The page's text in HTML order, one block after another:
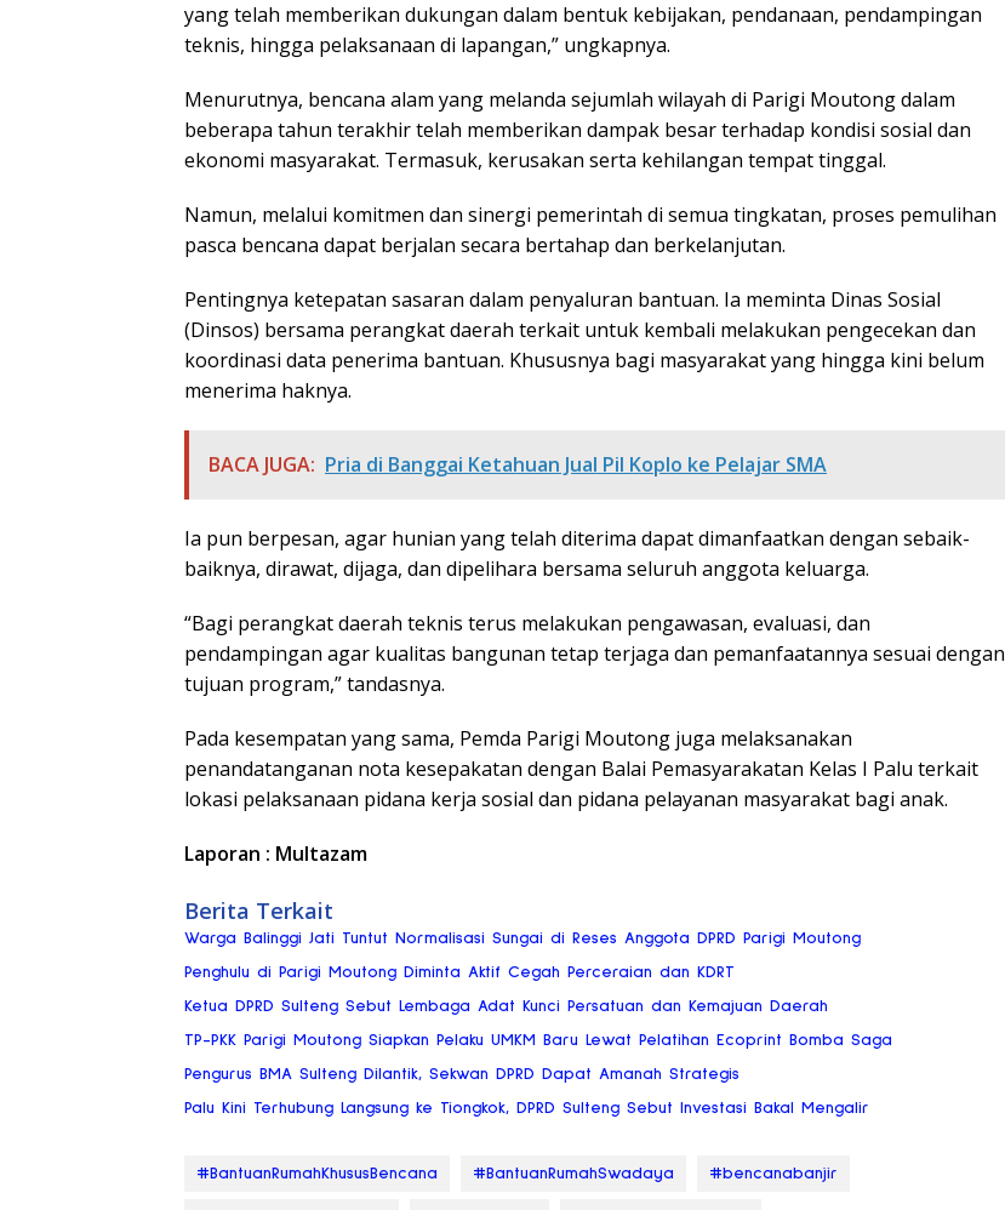
yang telah memberikan dukungan dalam bentuk kebijakan, pendanaan, pendampingan
teknis, hingga pelaksanaan di lapangan,” ungkapnya.
Menurutnya, bencana alam yang melanda sejumlah wilayah di Parigi Moutong dalam
beberapa tahun terakhir telah memberikan dampak besar terhadap kondisi sosial dan
ekonomi masyarakat. Termasuk, kerusakan serta kehilangan tempat tinggal.
Namun, melalui komitmen dan sinergi pemerintah di semua tingkatan, proses pemulihan
pasca bencana dapat berjalan secara bertahap dan berkelanjutan.
Pentingnya ketepatan sasaran dalam penyaluran bantuan. Ia meminta Dinas Sosial
(Dinsos) bersama perangkat daerah terkait untuk kembali melakukan pengecekan dan
koordinasi data penerima bantuan. Khususnya bagi masyarakat yang hingga kini belum
menerima haknya.
BACA JUGA: Pria di Banggai Ketahuan Jual Pil Koplo ke Pelajar SMA
Ia pun berpesan, agar hunian yang telah diterima dapat dimanfaatkan dengan sebaik-
baiknya, dirawat, dijaga, dan dipelihara bersama seluruh anggota keluarga.
“Bagi perangkat daerah teknis terus melakukan pengawasan, evaluasi, dan
pendampingan agar kualitas bangunan tetap terjaga dan pemanfaatannya sesuai dengan
tujuan program,” tandasnya.
Pada kesempatan yang sama, Pemda Parigi Moutong juga melaksanakan
penandatanganan nota kesepakatan dengan Balai Pemasyarakatan Kelas I Palu terkait
lokasi pelaksanaan pidana kerja sosial dan pidana pelayanan masyarakat bagi anak.
Laporan : Multazam
Berita Terkait
Warga Balinggi Jati Tuntut Normalisasi Sungai di Reses Anggota DPRD Parigi Moutong
Penghulu di Parigi Moutong Diminta Aktif Cegah Perceraian dan KDRT
Ketua DPRD Sulteng Sebut Lembaga Adat Kunci Persatuan dan Kemajuan Daerah
TP-PKK Parigi Moutong Siapkan Pelaku UMKM Baru Lewat Pelatihan Ecoprint Bomba Saga
Pengurus BMA Sulteng Dilantik, Sekwan DPRD Dapat Amanah Strategis
Palu Kini Terhubung Langsung ke Tiongkok, DPRD Sulteng Sebut Investasi Bakal Mengalir
#BantuanRumahKhususBencana #BantuanRumahSwadaya #bencanabanjir